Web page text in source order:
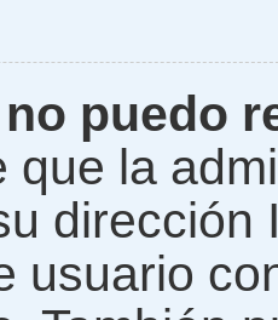
puedo
que la
dirección
usuario